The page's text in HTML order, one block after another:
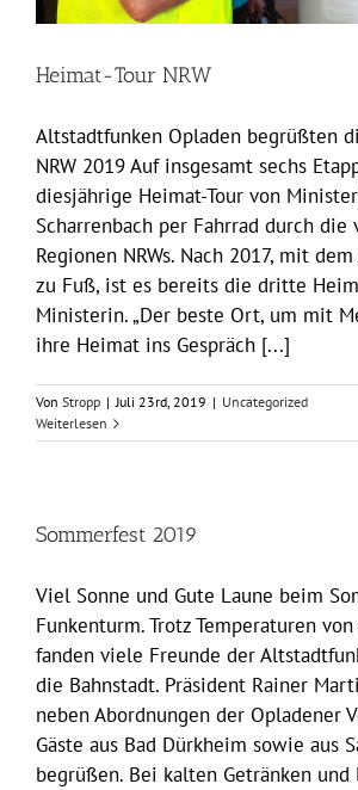
Heimat-Tour NRW
Altstadtfunken Opladen begrüßten
NRW 2019 Auf insgesamt sechs
diesjährige Heimat-Tour von
Scharrenbach per Fahrrad durch die
Regionen NRWs. Nach 2017, mit
zu Fuß, ist es bereits die dritte
Ministerin. „Der beste Ort, um mit
ihre Heimat ins Gespräch [...]
Von Stropp | Juli 23rd, 2019 | Uncategorized
Weiterlesen
Sommerfest 2019
Viel Sonne und Gute Laune beim
Funkenturm. Trotz Temperaturen
fanden viele Freunde der
die Bahnstadt. Präsident Rainer
neben Abordnungen der Opladener
Gäste aus Bad Dürkheim sowie aus
begrüßen. Bei kalten Getränken